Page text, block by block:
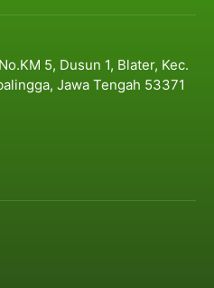
5, Dusun 1, Blater, Kec.
Jawa Tengah 53371